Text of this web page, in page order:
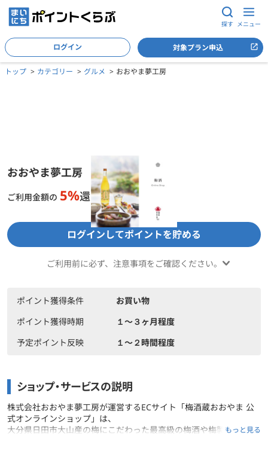
探す メニュー
ログイン 対象プラン申込
トップ カテゴリー グルメ おおやま夢工房
おおやま夢工房
ご利用金額の 5%還元
ログインしてポイントを貯める
ご利用前に必ず、注意事項をご確認ください。
ポイント獲得条件
お買い物
ポイント獲得時期
１〜３ヶ月程度
予定ポイント反映
１〜２時間程度
ショップ・サービスの説明
株式会社おおやま夢工房が運営するECサイト「梅酒蔵おおやま 公
式オンラインショップ」は、
大分県日田市大山産の梅にこだわった最高級の梅酒や梅製品を全国
もっと見る